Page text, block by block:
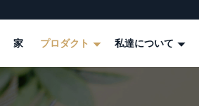
家 プロダクト 私達について